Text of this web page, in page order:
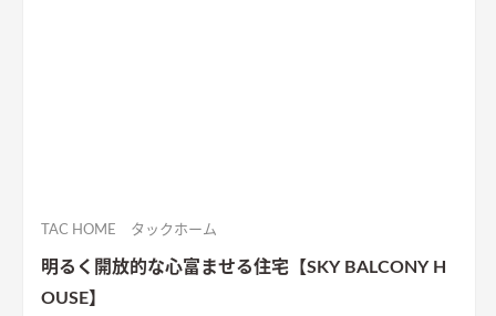
TAC HOME タックホーム
明るく開放的な心富ませる住宅【SKY BALCONY H
OUSE】